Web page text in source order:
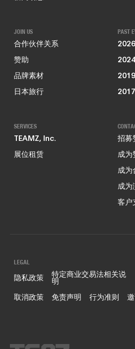
JOIN US
合作伙伴关系
赞助
品牌素材
日本旅行
PAST
2026
2024
2019
2017
SERVICES
TEAMZ, Inc.
展位租赁
招募
成为
成
成
客户
LEGAL
隐私政策 特定商业交易法相关说
明
取消政策
免责声明 行为准则